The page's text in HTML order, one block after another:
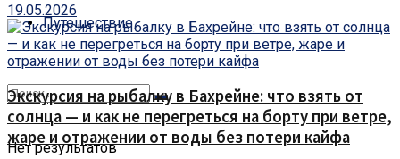
Путешествие
Нет результатов
19.05.2026
Экскурсия на рыбалку в Бахрейне: что взять от
солнца — и как не перегреться на борту при ветре,
жаре и отражении от воды без потери кайфа